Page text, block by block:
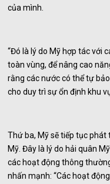
của mình.
“Đó là lý do Mỹ hợp tác với
toàn vùng, để nâng cao
rằng các nước có thể tự
cho duy trì sự ổn định khu
Thứ ba, Mỹ sẽ tiếp tục phát
Mỹ. Đây là lý do hải quân
các hoạt động thông
nhấn mạnh: “Các hoạt